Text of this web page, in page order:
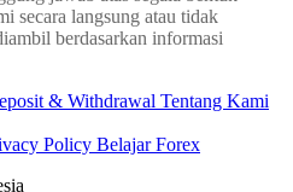
secara langsung atau tidak
berdasarkan informasi
& Withdrawal Tentang Kami
Policy Belajar Forex